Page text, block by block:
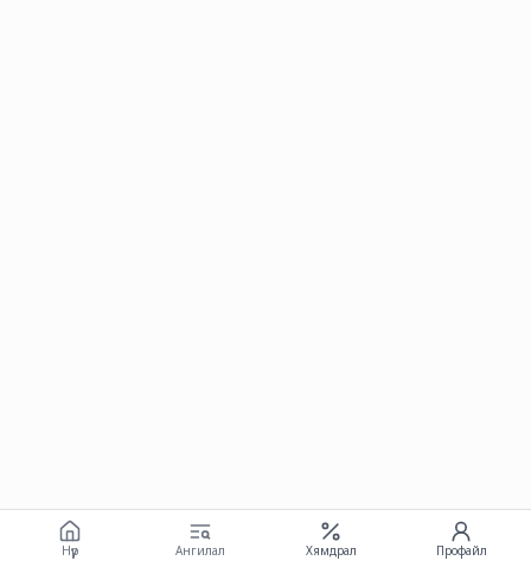
Нүүр Ангилал Хямдрал Профайл